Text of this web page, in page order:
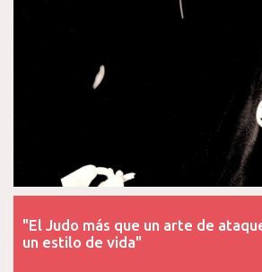
"El Judo más que un arte de
un estilo de vida"